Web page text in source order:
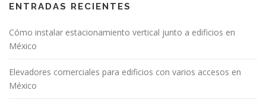
ENTRADAS RECIENTES
Cómo instalar estacionamiento vertical junto a edificios en
México
Elevadores comerciales para edificios con varios accesos en
México